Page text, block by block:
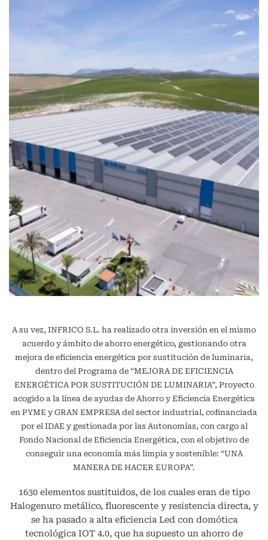
A su vez, INFRICO S.L. ha realizado otra inversión en el mismo
acuerdo y ámbito de ahorro energético, gestionando otra
mejora de eficiencia energética por sustitución de luminaria,
dentro del Programa de “MEJORA DE EFICIENCIA
ENERGÉTICA POR SUSTITUCIÓN DE LUMINARIA”, Proyecto
acogido a la línea de ayudas de Ahorro y Eficiencia Energética
en PYME y GRAN EMPRESA del sector industrial, cofinanciada
por el IDAE y gestionada por las Autonomías, con cargo al
Fondo Nacional de Eficiencia Energética, con el objetivo de
conseguir una economía más limpia y sostenible: “UNA
MANERA DE HACER EUROPA”.
1630 elementos sustituidos, de los cuales eran de tipo
Halogenuro metálico, fluorescente y resistencia directa, y
se ha pasado a alta eficiencia Led con domótica
tecnológica IOT 4.0, que ha supuesto un ahorro de